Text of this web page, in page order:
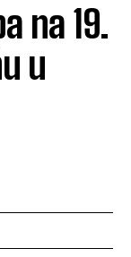
na 19.
u